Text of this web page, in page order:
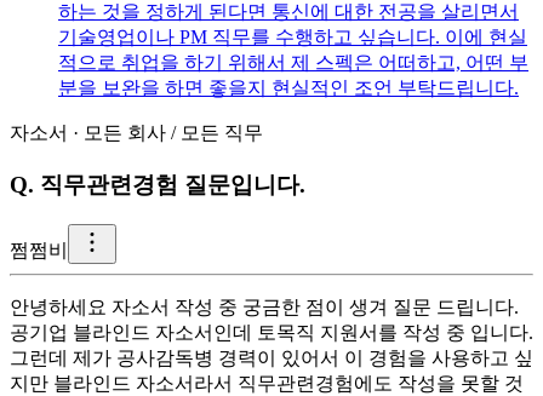
하는 것을 정하게 된다면 통신에 대한 전공을 살리면서
기술영업이나 PM 직무를 수행하고 싶습니다. 이에 현실
적으로 취업을 하기 위해서 제 스펙은 어떠하고, 어떤 부
분을 보완을 하면 좋을지 현실적인 조언 부탁드립니다.
자소서 · 모든 회사 / 모든 직무
Q. 직무관련경험 질문입니다.
쩜쩜비
안녕하세요 자소서 작성 중 궁금한 점이 생겨 질문 드립니다.
공기업 블라인드 자소서인데 토목직 지원서를 작성 중 입니다.
그런데 제가 공사감독병 경력이 있어서 이 경험을 사용하고 싶
지만 블라인드 자소서라서 직무관련경험에도 작성을 못할 것